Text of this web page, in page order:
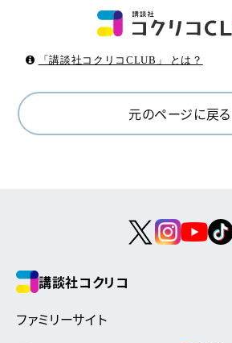
「講談社コクリコCLUB」 とは？
元のページに戻る
講談社コクリコ
ファミリーサイト